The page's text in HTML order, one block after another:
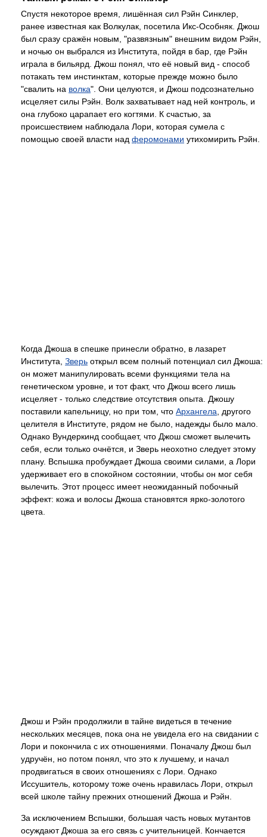
Спустя некоторое время, лишённая сил Рэйн Синклер,
ранее известная как Волкулак, посетила Икс-Особняк. Джош
был сразу сражён новым, "развязным" внешним видом Рэйн,
и ночью он выбрался из Института, пойдя в бар, где Рэйн
играла в бильярд. Джош понял, что её новый вид - способ
потакать тем инстинктам, которые прежде можно было
"свалить на волка". Они целуются, и Джош подсознательно
исцеляет силы Рэйн. Волк захватывает над ней контроль, и
она глубоко царапает его когтями. К счастью, за
происшествием наблюдала Лори, которая сумела с
помощью своей власти над феромонами утихомирить Рэйн.
Когда Джоша в спешке принесли обратно, в лазарет
Института, Зверь открыл всем полный потенциал сил Джоша:
он может манипулировать всеми функциями тела на
генетическом уровне, и тот факт, что Джош всего лишь
исцеляет - только следствие отсутствия опыта. Джошу
поставили капельницу, но при том, что Архангела , другого
целителя в Институте, рядом не было, надежды было мало.
Однако Вундеркинд сообщает, что Джош сможет вылечить
себя, если только очнётся, и Зверь неохотно следует этому
плану. Вспышка пробуждает Джоша своими силами, а Лори
удерживает его в спокойном состоянии, чтобы он мог себя
вылечить. Этот процесс имеет неожиданный побочный
эффект: кожа и волосы Джоша становятся ярко-золотого
цвета.
Джош и Рэйн продолжили в тайне видеться в течение
нескольких месяцев, пока она не увидела его на свидании с
Лори и покончила с их отношениями. Поначалу Джош был
удручён, но потом понял, что это к лучшему, и начал
продвигаться в своих отношениях с Лори. Однако
Иссушитель, которому тоже очень нравилась Лори, открыл
всей школе тайну прежних отношений Джоша и Рэйн.
За исключением Вспышки, большая часть новых мутантов
осуждают Джоша за его связь с учительницей. Кончается